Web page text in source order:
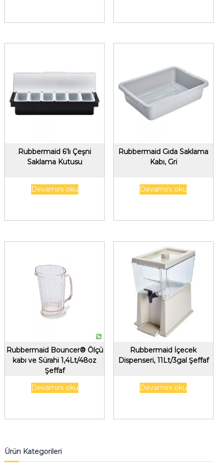
Rubbermaid 6’lı Çeşni
Saklama Kutusu
Devamını oku
Rubbermaid Gıda Saklama
Kabı, Gri
Devamını oku
Rubbermaid Bouncer® Ölçü
kabı ve Sürahi 1,4Lt/48oz
Şeffaf
Devamını oku
Rubbermaid İçecek
Dispenseri, 11Lt/3gal Şeffaf
Devamını oku
Ürün Kategorileri